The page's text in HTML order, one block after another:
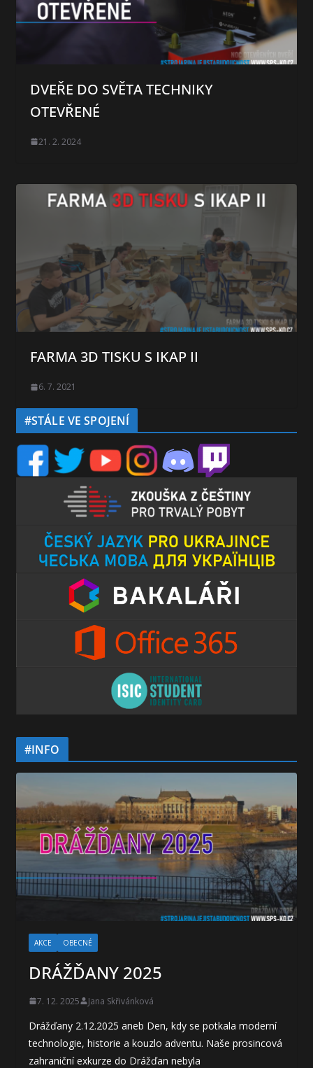
DVEŘE DO SVĚTA TECHNIKY
OTEVŘENÉ
21. 2. 2024
FARMA 3D TISKU S IKAP II
6. 7. 2021
#STÁLE VE SPOJENÍ
#INFO
AKCE OBECNÉ
DRÁŽĎANY 2025
7. 12. 2025 Jana Skřivánková
Drážďany 2.12.2025 aneb Den, kdy se potkala moderní
technologie, historie a kouzlo adventu. Naše prosincová
zahraniční exkurze do Drážďan nebyla